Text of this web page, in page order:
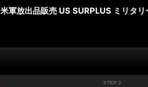
米軍放出品販売 US SURPLUS ミリタ
STEP 2